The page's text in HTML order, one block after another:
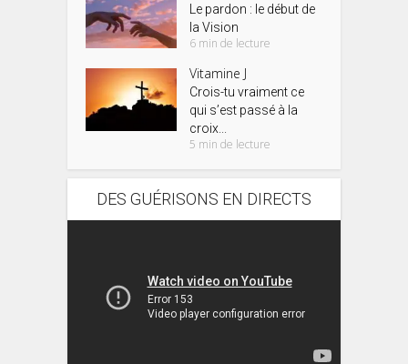
Le pardon : le début de
la Vision
6 min de lecture
Vitamine J
Crois-tu vraiment ce
qui s’est passé à la
croix...
5 min de lecture
DES GUÉRISONS EN DIRECTS